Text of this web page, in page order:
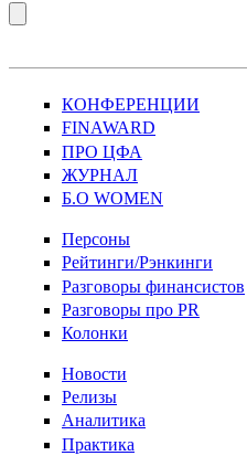
КОНФЕРЕНЦИИ
FINAWARD
ПРО ЦФА
ЖУРНАЛ
Б.О WOMEN
Персоны
Рейтинги/Рэнкинги
Разговоры финансистов
Разговоры про PR
Колонки
Новости
Релизы
Аналитика
Практика